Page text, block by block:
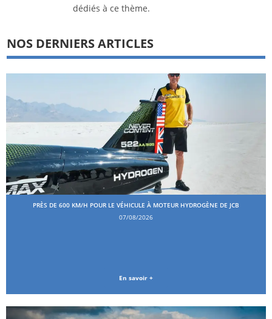
dédiés à ce thème.
NOS DERNIERS ARTICLES
PRÈS DE 600 KM/H POUR LE VÉHICULE À MOTEUR HYDROGÈNE DE JCB
07/08/2026
En savoir +